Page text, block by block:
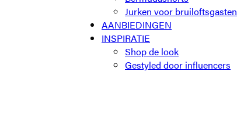
Jurken voor bruiloftsgasten
AANBIEDINGEN
INSPIRATIE
Shop de look
Gestyled door influencers